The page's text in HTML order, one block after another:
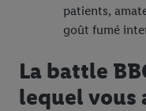
patients,
goût fumé
La battle
lequel vous